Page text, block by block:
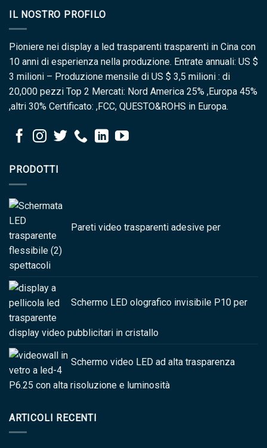
IL NOSTRO PROFILO
Pioniere nei display a led trasparenti trasparenti in Cina con
10 anni di esperienza nella produzione. Entrate annuali: US $
3 milioni – Produzione mensile di US $ 3,5 milioni : di
20,000 pezzi Top 2 Mercati: Nord America 25% ,Europa 45%
,altri 30% Certificato: ,FCC, QUESTO&ROHS in Europa.
PRODOTTI
Pareti video trasparenti adesive per
spettacoli
Schermo LED olografico invisibile P10 per
display video pubblicitari in cristallo
Schermo video LED ad alta trasparenza
P6.25 con alta risoluzione e luminosità
ARTICOLI RECENTI